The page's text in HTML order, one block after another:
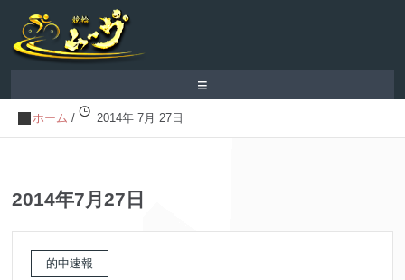
≡
ホーム / 2014年 7月 27日
2014年7月27日
的中速報